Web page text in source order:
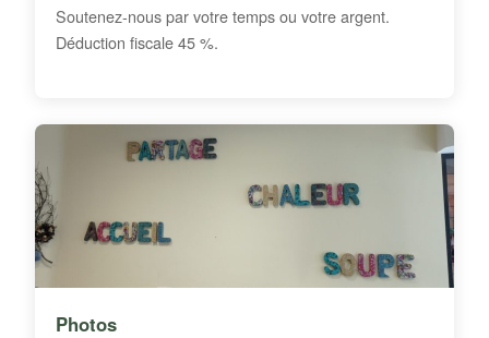
Soutenez-nous par votre temps ou votre argent.
Déduction fiscale 45 %.
Photos